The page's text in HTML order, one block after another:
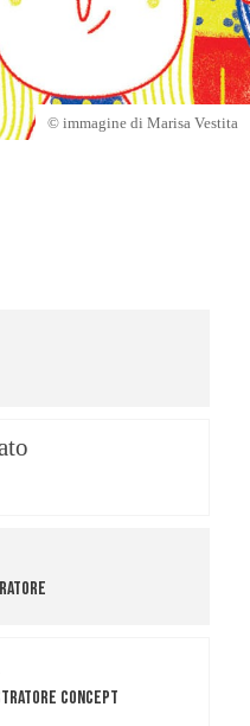
© immagine di Marisa Vestita
Concept